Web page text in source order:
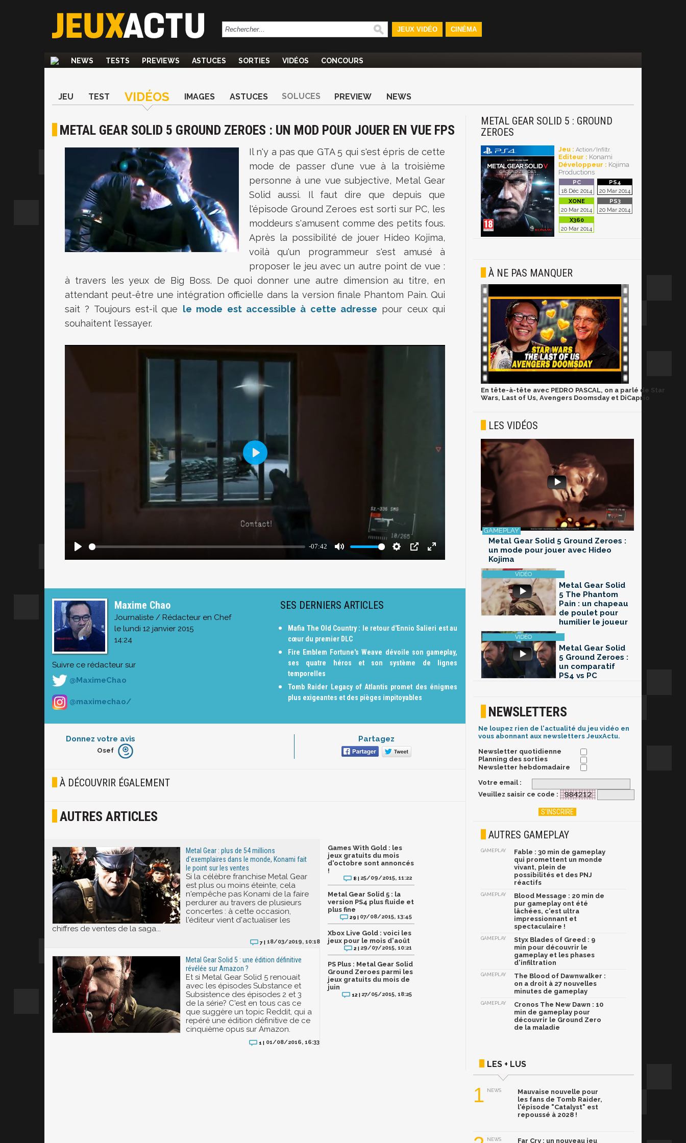
JEUX VIDÉO CINÉMA
NEWS TESTS PREVIEWS ASTUCES SORTIES VIDÉOS CONCOURS
JEU TEST VIDÉOS IMAGES ASTUCES SOLUCES PREVIEW NEWS
METAL GEAR SOLID 5 GROUND ZEROES : UN MOD POUR JOUER EN VUE FPS
Il n'y a pas que GTA 5 qui s'est épris de cette
mode de passer d'une vue à la troisième
personne à une vue subjective, Metal Gear
Solid aussi. Il faut dire que depuis que
l'épisode Ground Zeroes est sorti sur PC, les
moddeurs s'amusent comme des petits fous.
Après la possibilité de jouer Hideo Kojima,
voilà qu'un programmeur s'est amusé à
proposer le jeu avec un autre point de vue :
à travers les yeux de Big Boss. De quoi donner une autre dimension au titre, en
attendant peut-être une intégration officielle dans la version finale Phantom Pain. Qui
sait ? Toujours est-il que le mode est accessible à cette adresse pour ceux qui
souhaitent l'essayer.
Maxime Chao
Journaliste / Rédacteur en Chef
le lundi 12 janvier 2015
14:24
Suivre ce rédacteur sur
@MaximeChao
@maximechao/
SES DERNIERS ARTICLES
Mafia The Old Country : le retour d'Ennio Salieri est au
cœur du premier DLC
Fire Emblem Fortune's Weave dévoile son gameplay,
ses quatre héros et son système de lignes
temporelles
Tomb Raider Legacy of Atlantis promet des énigmes
plus exigeantes et des pièges impitoyables
Donnez votre avis
Furieux
Joyeux
Osef
Partagez
À DÉCOUVRIR ÉGALEMENT
AUTRES ARTICLES
Metal Gear : plus de 54 millions
d'exemplaires dans le monde, Konami fait
le point sur les ventes
Si la célèbre franchise Metal Gear
est plus ou moins éteinte, cela
n'empêche pas Konami de la faire
perdurer au travers de plusieurs
concertes : à cette occasion,
l'éditeur vient d'actualiser les
chiffres de ventes de la saga...
7 | 18/03/2019, 10:18
Metal Gear Solid 5 : une édition définitive
révélée sur Amazon ?
Et si Metal Gear Solid 5 renouait
avec les épisodes Substance et
Subsistence des épisodes 2 et 3
de la série? C'est en tous cas ce
que suggère un topic Reddit, qui a
repéré une édition définitive de ce
cinquième opus sur Amazon.
1 | 01/08/2016, 16:33
Games With Gold : les
jeux gratuits du mois
d'octobre sont annoncés
!
8 | 25/09/2015, 11:22
Metal Gear Solid 5 : la
version PS4 plus fluide et
plus fine
29 | 07/08/2015, 13:45
Xbox Live Gold : voici les
jeux pour le mois d'août
2 | 29/07/2015, 10:21
PS Plus : Metal Gear Solid
Ground Zeroes parmi les
jeux gratuits du mois de
juin
12 | 27/05/2015, 18:25
METAL GEAR SOLID 5 : GROUND
ZEROES
Jeu : Action/Infiltr.
Editeur : Konami
Développeur : Kojima
Productions
18 Déc 2014 20 Mar 2014
20 Mar 2014 20 Mar 2014
20 Mar 2014
À NE PAS MANQUER
En tête-à-tête avec PEDRO PASCAL, on a parlé de Star
Wars, Last of Us, Avengers Doomsday et DiCaprio
LES VIDÉOS
Metal Gear Solid 5 Ground Zeroes :
un mode pour jouer avec Hideo
Kojima
Metal Gear Solid
5 The Phantom
Pain : un chapeau
de poulet pour
humilier le joueur
Metal Gear Solid
5 Ground Zeroes :
un comparatif
PS4 vs PC
NEWSLETTERS
Ne loupez rien de l'actualité du jeu vidéo en
vous abonnant aux newsletters JeuxActu.
Newsletter quotidienne
Planning des sorties
Newsletter hebdomadaire
Votre email :
Veuillez saisir ce code :
AUTRES GAMEPLAY
GAMEPLAY
Fable : 30 min de gameplay
qui promettent un monde
vivant, plein de
possibilités et des PNJ
réactifs
GAMEPLAY
Blood Message : 20 min de
pur gameplay ont été
lâchées, c'est ultra
impressionnant et
spectaculaire !
GAMEPLAY
Styx Blades of Greed : 9
min pour découvrir le
gameplay et les phases
d'infiltration
GAMEPLAY
The Blood of Dawnwalker :
on a droit à 27 nouvelles
minutes de gameplay
GAMEPLAY
Cronos The New Dawn : 10
min de gameplay pour
découvrir le Ground Zero
de la maladie
LES + LUS
1 NEWS
Mauvaise nouvelle pour
les fans de Tomb Raider,
l'épisode "Catalyst" est
repoussé à 2028 !
NEWS Far Cry : un nouveau jeu